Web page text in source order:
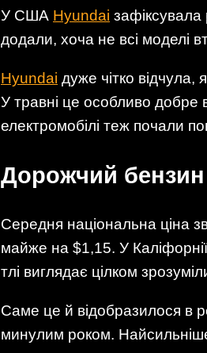
У США Hyundai зафіксувала
додали, хоча не всі моделі
Hyundai дуже чітко відчула,
У травні це особливо добре
електромобілі теж почали
Дорожчий бензин
Середня національна ціна
майже на $1,15. У
тлі виглядає цілком
Саме це й відобразилося в
минулим роком.